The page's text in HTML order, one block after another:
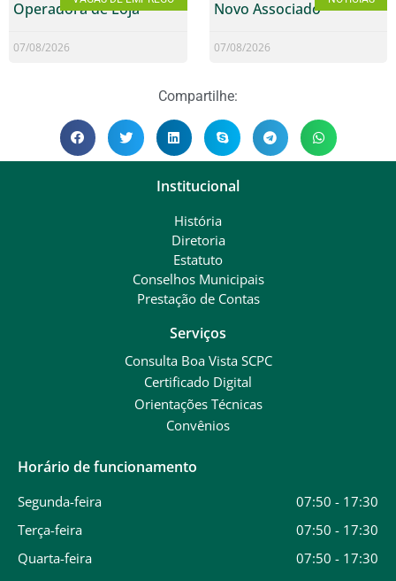
Operadora de Loja
07/08/2026
Novo Associado
07/08/2026
Compartilhe:
Institucional
História
Diretoria
Estatuto
Conselhos Municipais
Prestação de Contas
Serviços
Consulta Boa Vista SCPC
Certificado Digital
Orientações Técnicas
Convênios
Horário de funcionamento
Segunda-feira
07:50 - 17:30
Terça-feira
07:50 - 17:30
Quarta-feira
07:50 - 17:30